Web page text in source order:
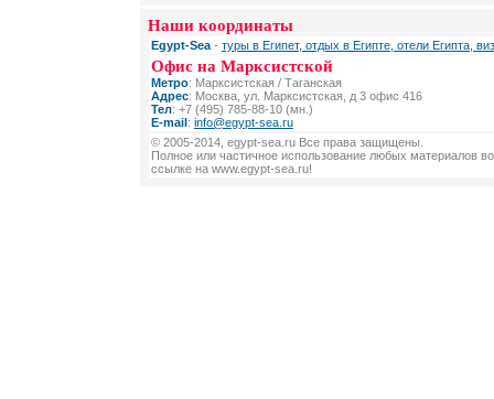
Наши координаты
Egypt-Sea - туры в Египет, отдых в Египте, отели Египта,
Офис на Марксистской
Метро: Марксистская / Таганская
Адрес: Москва, ул. Марксистская, д 3 офис 416
Тел: +7 (495) 785-88-10 (мн.)
E-mail: info@egypt-sea.ru
© 2005-2014, egypt-sea.ru Все права защищены.
Полное или частичное использование любых материалов
ссылке на www.egypt-sea.ru!